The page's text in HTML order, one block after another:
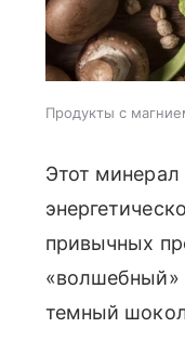
Продукты с
Этот
привычных
«волшебный»
темный